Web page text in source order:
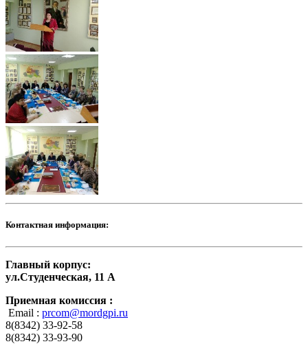
Контактная информация:
Главный корпус:
ул.Студенческая, 11 А
Приемная комиссия :
Email : prcom@mordgpi.ru
8(8342) 33-92-58
8(8342) 33-93-90